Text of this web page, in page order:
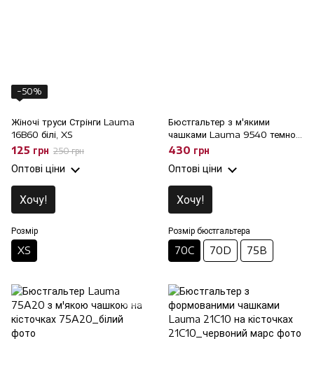
−50%
Жіночі труси Стрінги Lauma
16B60 білі, XS
125 грн 250 грн
Оптові ціни
Хочу!
Розмір
XS
Бюстгальтер з м'якими
чашками Lauma 9540 темно-
червоний на кісточках, 70C
430 грн
Оптові ціни
Хочу!
Розмір бюстгальтера
70C 70D 75B